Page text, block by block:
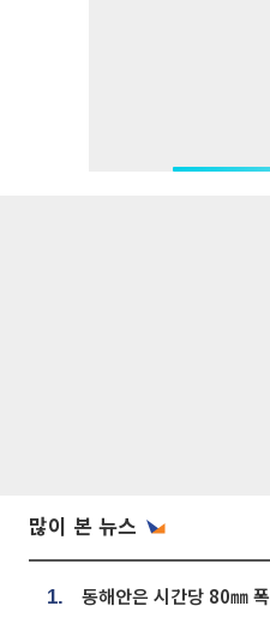
많이 본 뉴스
1.